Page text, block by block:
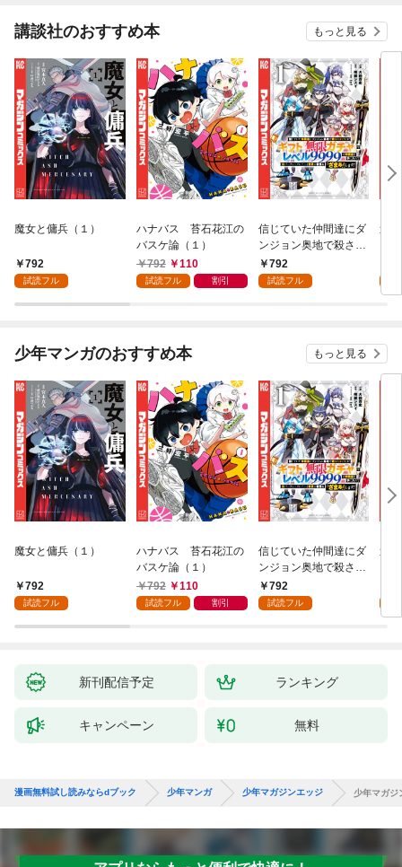
講談社のおすすめ本 もっと見る
魔女と傭兵（１）
792
試読フル
ハナバス 苔石花江の
バスケ論（１）
792
110
試読フル 割引
信じていた仲間達にダ
ンジョン奥地で殺され
かけたがギフト『無限
ガチャ』でレベル９９
『ざまぁ！』します！
792
試読フル
追
強
～
（
少年マンガのおすすめ本 もっと見る
魔女と傭兵（１）
792
試読フル
ハナバス 苔石花江の
バスケ論（１）
792
110
試読フル 割引
信じていた仲間達にダ
ンジョン奥地で殺され
かけたがギフト『無限
ガチャ』でレベル９９
（１）
792
試読フル
追
強
～
新刊配信予定 ランキング
キャンペーン 無料
漫画無料試し読みならdブック 少年マンガ 少年マガジンエッジ 少年マガ